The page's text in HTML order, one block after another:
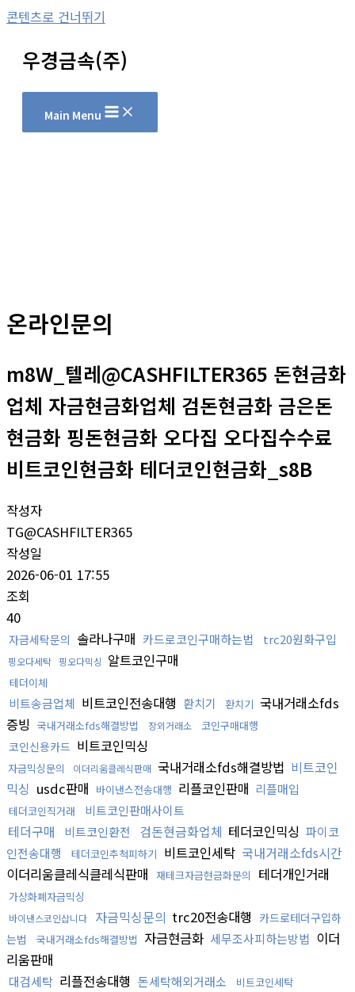
콘텐츠로 건너뛰기
우경금속(주)
Main Menu
온라인문의
m8W_텔레@CASHFILTER365 돈현금화
업체 자금현금화업체 검돈현금화 금은돈
현금화 핑돈현금화 오다집 오다집수수료
비트코인현금화 테더코인현금화_s8B
작성자
TG@CASHFILTER365
작성일
2026-06-01 17:55
조회
40
자금세탁문의 솔라나구매 카드로코인구매하는법 trc20원화구입
핑오다세탁 핑오다믹싱 알트코인구매
테더이체
비트송금업체 비트코인전송대행 환치기 환치기 국내거래소fds
증빙 국내거래소fds해결방법 장외거래소 코인구매대행
코인신용카드 비트코인믹싱
자금믹싱문의 이더리움클레식판매 국내거래소fds해결방법 비트코인
믹싱 usdc판매 바이낸스전송대행 리플코인판매 리플매입
테더코인직거래 비트코인판매사이트
테더구매 비트코인환전 검돈현금화업체 테더코인믹싱 파이코
인전송대행
테더코인추척피하기 비트코인세탁 국내거래소fds시간
이더리움클레식클레식판매 재테크자금현금화문의 테더개인거래
가상화폐자금믹싱
바이낸스코인삽니다 자금믹싱문의 trc20전송대행 카드로테더구입하
는법
국내거래소fds해결방법 자금현금화 세무조사피하는방법 이더
리움판매
대검세탁 리플전송대행 돈세탁해외거래소
비트코인세탁